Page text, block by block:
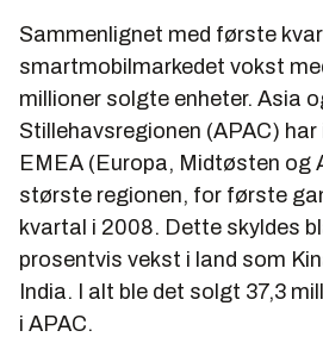
Sammenlignet med første
smartmobilmarkedet vokst
millioner solgte enheter. Asia
Stillehavsregionen (APAC)
EMEA (Europa, Midtøsten og
største regionen, for første
kvartal i 2008. Dette skyldes
prosentvis vekst i land som
India. I alt ble det solgt 37,3
i APAC.